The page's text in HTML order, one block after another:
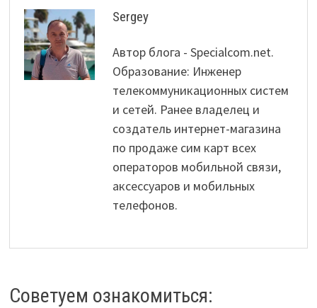
Sergey
Автор блога - Specialcom.net.
Образование: Инженер
телекоммуникационных систем
и сетей. Ранее владелец и
создатель интернет-магазина
по продаже сим карт всех
операторов мобильной связи,
аксессуаров и мобильных
телефонов.
Советуем ознакомиться: